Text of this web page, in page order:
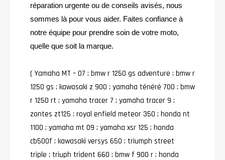
réparation urgente ou de conseils avisés, nous
sommes là pour vous aider. Faites confiance à
notre équipe pour prendre soin de votre moto,
quelle que soit la marque.
( Yamaha MT – O7 ; bmw r 1250 gs adventure ; bmw r
1250 gs ; kawasaki z 900 ; yamaha ténéré 700 ; bmw
r 1250 rt ; yamaha tracer 7 ; yamaha tracer 9 ;
zontes zt125 ; royal enfield meteor 350 ; honda nt
1100 ; yamaha mt 09 ; yamaha xsr 125 ; honda
cb500f ; kawasaki versys 650 ; triumph street
triple ; triuph trident 660 ; bmw f 900 r ; honda